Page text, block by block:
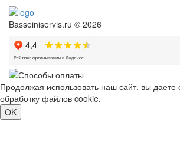
Basseiniservis.ru © 2026
Продолжая использовать наш сайт, вы даете
обработку файлов cookie.
OK